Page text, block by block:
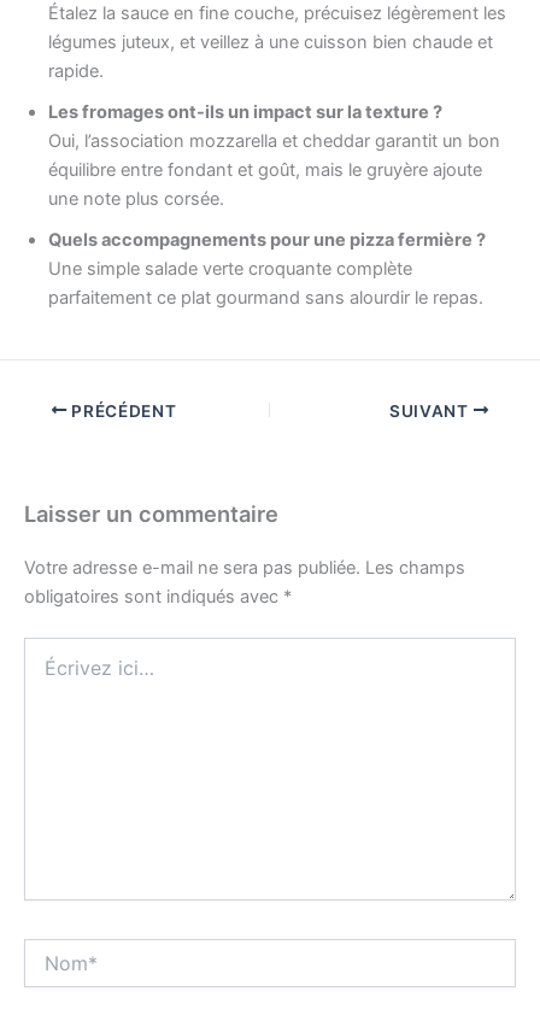
Étalez la sauce en fine couche, précuisez légèrement les
légumes juteux, et veillez à une cuisson bien chaude et
rapide.
Les fromages ont-ils un impact sur la texture ?
Oui, l’association mozzarella et cheddar garantit un bon
équilibre entre fondant et goût, mais le gruyère ajoute
une note plus corsée.
Quels accompagnements pour une pizza fermière ?
Une simple salade verte croquante complète
parfaitement ce plat gourmand sans alourdir le repas.
PRÉCÉDENT SUIVANT
Laisser un commentaire
Votre adresse e-mail ne sera pas publiée. Les champs
obligatoires sont indiqués avec *
ici…